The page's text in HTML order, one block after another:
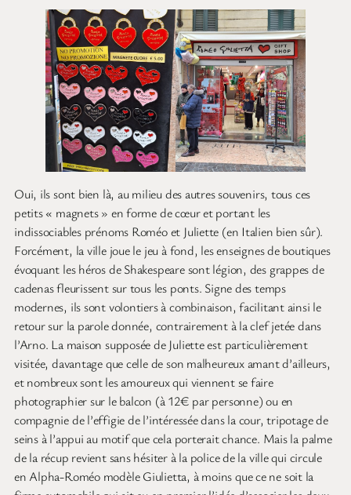
Oui, ils sont bien là, au milieu des autres souvenirs, tous ces
petits « magnets » en forme de cœur et portant les
indissociables prénoms Roméo et Juliette (en Italien bien sûr).
Forcément, la ville joue le jeu à fond, les enseignes de boutiques
évoquant les héros de Shakespeare sont légion, des grappes de
cadenas fleurissent sur tous les ponts. Signe des temps
modernes, ils sont volontiers à combinaison, facilitant ainsi le
retour sur la parole donnée, contrairement à la clef jetée dans
l’Arno. La maison supposée de Juliette est particulièrement
visitée, davantage que celle de son malheureux amant d’ailleurs,
et nombreux sont les amoureux qui viennent se faire
photographier sur le balcon (à 12€ par personne) ou en
compagnie de l’effigie de l’intéressée dans la cour, tripotage de
seins à l’appui au motif que cela porterait chance. Mais la palme
de la récup revient sans hésiter à la police de la ville qui circule
en Alpha-Roméo modèle Giulietta, à moins que ce ne soit la